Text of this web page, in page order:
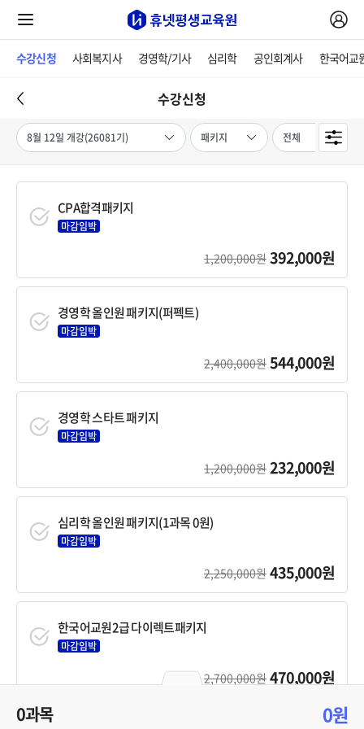
수강신청 사회복지사 경영학/기사 심리학 공인회계사 한국어교
수강신청
0과목 0원
CPA합격패키지
마감임박
1,200,000원 392,000원
경영학 올인원 패키지(퍼펙트)
마감임박
2,400,000원 544,000원
경영학 스타트 패키지
마감임박
1,200,000원 232,000원
심리학 올인원 패키지(1과목 0원)
마감임박
2,250,000원 435,000원
한국어교원2급 다이렉트패키지
마감임박
2,700,000원 470,000원